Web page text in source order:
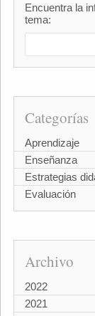
Encuentra la
tema:
Categorías
Aprendizaje
Enseñanza
Estrategias
Evaluación
Archivo
2022
2021